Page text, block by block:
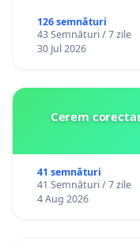
126 semnături
43 Semnături / 7 zile
30 Jul 2026
Cerem
41 semnături
41 Semnături / 7 zile
4 Aug 2026